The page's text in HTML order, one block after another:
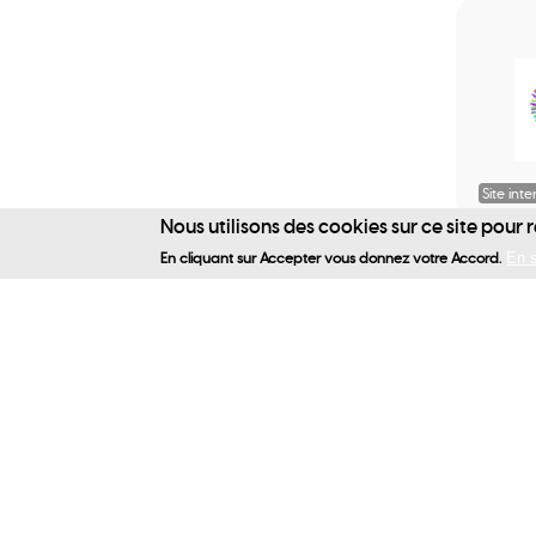
Site
Nous utilisons des cookies sur ce site
En cliquant sur Accepter vous donnez votre Accord.